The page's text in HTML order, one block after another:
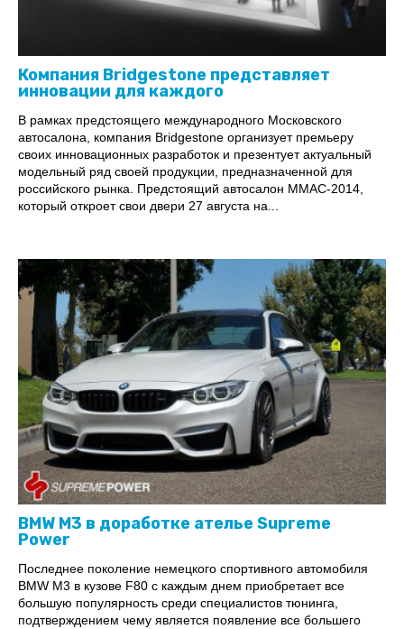
Компания Bridgestone представляет
инновации для каждого
В рамках предстоящего международного Московского
автосалона, компания Bridgestone организует премьеру
своих инновационных разработок и презентует актуальный
модельный ряд своей продукции, предназначенной для
российского рынка. Предстоящий автосалон ММАС-2014,
который откроет свои двери 27 августа на...
BMW M3 в доработке ателье Supreme
Power
Последнее поколение немецкого спортивного автомобиля
BMW M3 в кузове F80 с каждым днем приобретает все
большую популярность среди специалистов тюнинга,
подтверждением чему является появление все большего